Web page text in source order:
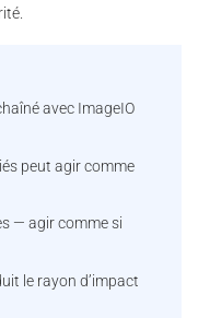
avec ImageIO
peut agir comme
— agir comme si
le rayon d’impact